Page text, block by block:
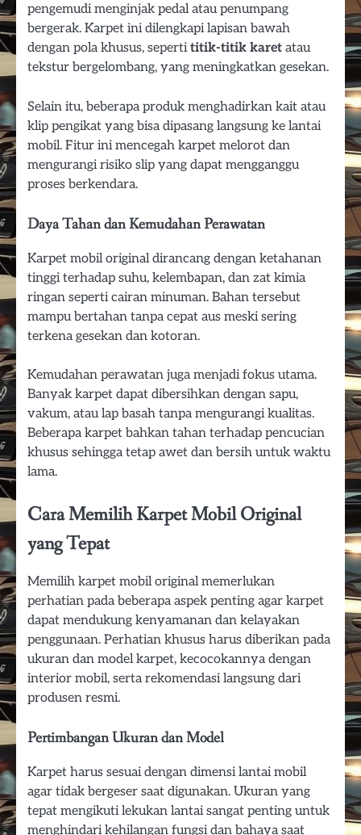
pengemudi menginjak pedal atau penumpang
bergerak. Karpet ini dilengkapi lapisan bawah
dengan pola khusus, sepertititik-titik karet atau
tekstur bergelombang, yang meningkatkan gesekan.
Selain itu, beberapa produk menghadirkan kait atau
klip pengikat yang bisa dipasang langsung ke lantai
mobil. Fitur ini mencegah karpet melorot dan
mengurangi risiko slip yang dapat mengganggu
proses berkendara.
Daya Tahan dan Kemudahan Perawatan
Karpet mobil original dirancang dengan ketahanan
tinggi terhadap suhu, kelembapan, dan zat kimia
ringan seperti cairan minuman. Bahan tersebut
mampu bertahan tanpa cepat aus meski sering
terkena gesekan dan kotoran.
Kemudahan perawatan juga menjadi fokus utama.
Banyak karpet dapat dibersihkan dengan sapu,
vakum, atau lap basah tanpa mengurangi kualitas.
Beberapa karpet bahkan tahan terhadap pencucian
khusus sehingga tetap awet dan bersih untuk waktu
lama.
Cara Memilih Karpet Mobil Original
yang Tepat
Memilih karpet mobil original memerlukan
perhatian pada beberapa aspek penting agar karpet
dapat mendukung kenyamanan dan kelayakan
penggunaan. Perhatian khusus harus diberikan pada
ukuran dan model karpet, kecocokannya dengan
interior mobil, serta rekomendasi langsung dari
produsen resmi.
Pertimbangan Ukuran dan Model
Karpet harus sesuai dengan dimensi lantai mobil
agar tidak bergeser saat digunakan. Ukuran yang
tepat mengikuti lekukan lantai sangat penting untuk
menghindari kehilangan fungsi dan bahaya saat